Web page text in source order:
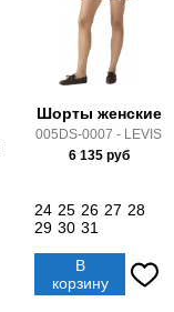
Шорты женские
005DS-0007 - LEVIS
6 135руб
24 25 26 27 28
29 30 31
В
корзину